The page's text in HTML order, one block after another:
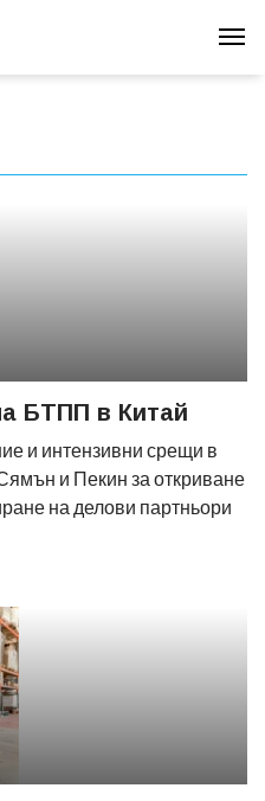
БТПП в Китай
и интензивни срещи в
и Пекин за откриване
на делови партньори